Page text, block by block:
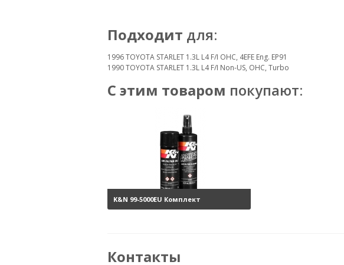
Подходит для:
1996 TOYOTA STARLET 1.3L L4 F/I OHC, 4EFE Eng. EP91
1990 TOYOTA STARLET 1.3L L4 F/I Non-US, OHC, Turbo
С этим товаром покупают:
K&N 99-5000EU Комплект
Контакты